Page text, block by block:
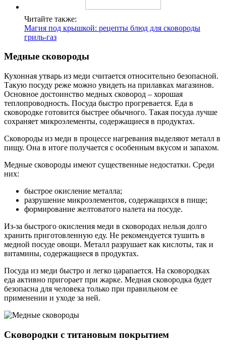
Читайте также:
Магия под крышкой: рецепты блюд для сковороды
гриль-газ
Медные сковороды
Кухонная утварь из меди считается относительно безопасной.
Такую посуду реже можно увидеть на прилавках магазинов.
Основное достоинство медных сковород – хорошая
теплопроводность. Посуда быстро прогревается. Еда в
сковородке готовится быстрее обычного. Такая посуда лучше
сохраняет микроэлементы, содержащиеся в продуктах.
Сковороды из меди в процессе нагревания выделяют металл в
пищу. Она в итоге получается с особенным вкусом и запахом.
Медные сковороды имеют существенные недостатки. Среди
них:
быстрое окисление металла;
разрушение микроэлементов, содержащихся в пище;
формирование желтоватого налета на посуде.
Из-за быстрого окисления меди в сковородах нельзя долго
хранить приготовленную еду. Не рекомендуется тушить в
медной посуде овощи. Металл разрушает как кислоты, так и
витамины, содержащиеся в продуктах.
Посуда из меди быстро и легко царапается. На сковородках
еда активно пригорает при жарке. Медная сковородка будет
безопасна для человека только при правильном ее
применении и уходе за ней.
Сковородки с титановым покрытием